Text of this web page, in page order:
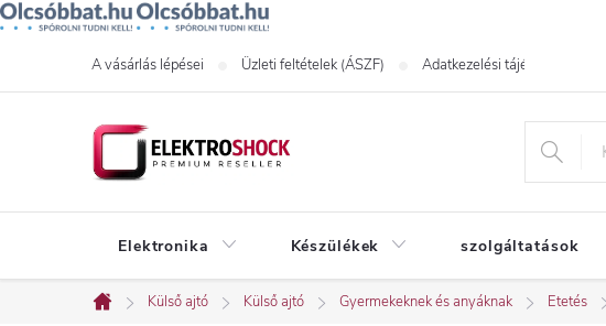
A vásárlás lépései Üzleti feltételek (ÁSZF) Adatkezelési tájékoztató
Elektronika Készülékek szolgáltatások
Kezdőlap
Külső ajtó Külső ajtó Gyermekeknek és anyáknak Etetés